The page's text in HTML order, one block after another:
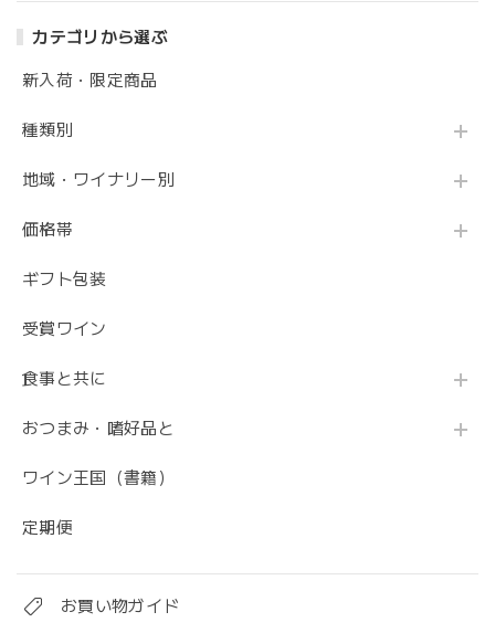
カテゴリから選ぶ
新入荷・限定商品
種類別
地域・ワイナリー別
価格帯
ギフト包装
受賞ワイン
食事と共に
おつまみ・嗜好品と
ワイン王国（書籍）
定期便
お買い物ガイド